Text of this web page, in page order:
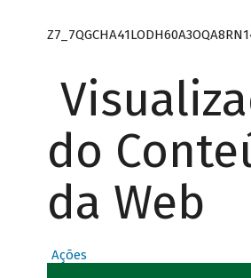
do
da Web
Ações